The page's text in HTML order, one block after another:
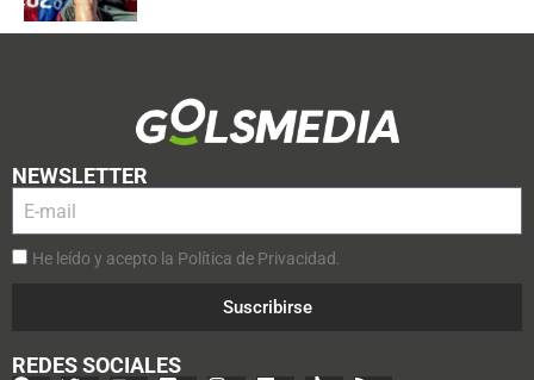
NEWSLETTER
He leído y acepto la Política de Privacidad.
Suscribirse
REDES SOCIALES